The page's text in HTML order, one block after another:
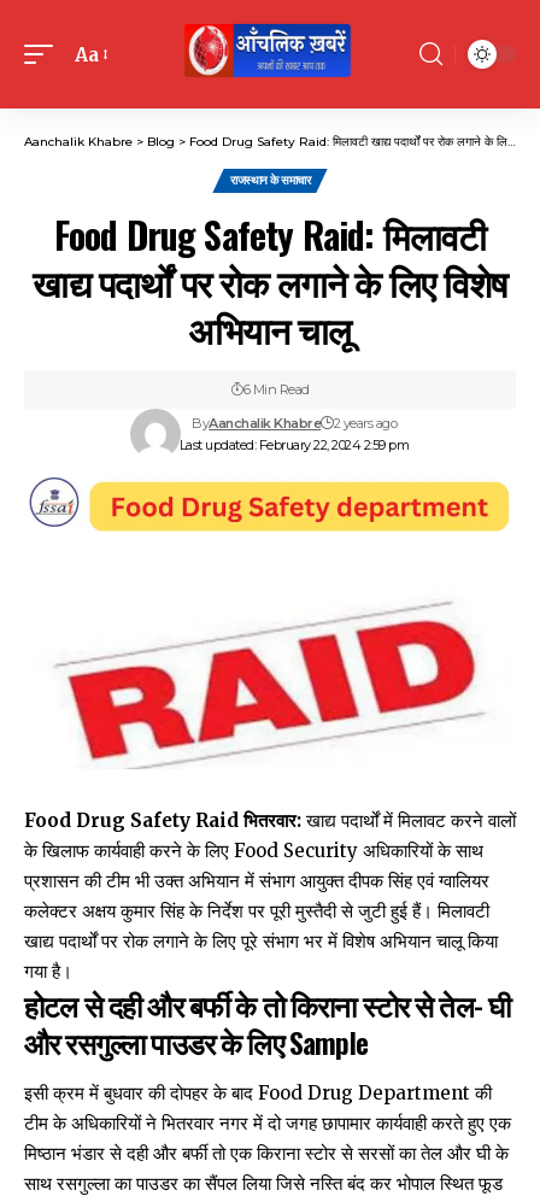
Font
Aa
Aanchalik Khabre > Blog > Food Drug Safety Raid: मिलावटी खाद्य पदार्थों पर रोक लगाने के लिए विशेष अभियान चालू
राजस्थान के समाचार
Food Drug Safety Raid: मिलावटी
खाद्य पदार्थों पर रोक लगाने के लिए विशेष
अभियान चालू
Last updated: February 22, 2024 2:59 pm
ByAanchalik Khabre 2 years ago
6 Min Read
Food Drug Safety Raid भितरवार:खाद्य पदार्थों में मिलावट करने वालों
के खिलाफ कार्यवाही करने के लिए Food Security अधिकारियों के साथ
प्रशासन की टीम भी उक्त अभियान में संभाग आयुक्त दीपक सिंह एवं ग्वालियर
कलेक्टर अक्षय कुमार सिंह के निर्देश पर पूरी मुस्तैदी से जुटी हुई हैं। मिलावटी
खाद्य पदार्थों पर रोक लगाने के लिए पूरे संभाग भर में विशेष अभियान चालू किया
गया है।
होटल से दही और बर्फी के तो किराना स्टोर से तेल- घी
और रसगुल्ला पाउडर के लिए Sample
इसी क्रम में बुधवार की दोपहर के बाद Food Drug Department की
टीम के अधिकारियों ने भितरवार नगर में दो जगह छापामार कार्यवाही करते हुए एक
मिष्ठान भंडार से दही और बर्फी तो एक किराना स्टोर से सरसों का तेल और घी के
साथ रसगुल्ला का पाउडर का सैंपल लिया जिसे नस्ति बंद कर भोपाल स्थित फूड